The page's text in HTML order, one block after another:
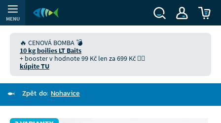
MENU
🔥 CENOVÁ BOMBA 💣
10 kg boilies LT Baits
+ booster v hodnote 99 Kč len za 699 Kč 👉🏻
kúpite TU
Zpět do: Nohavice